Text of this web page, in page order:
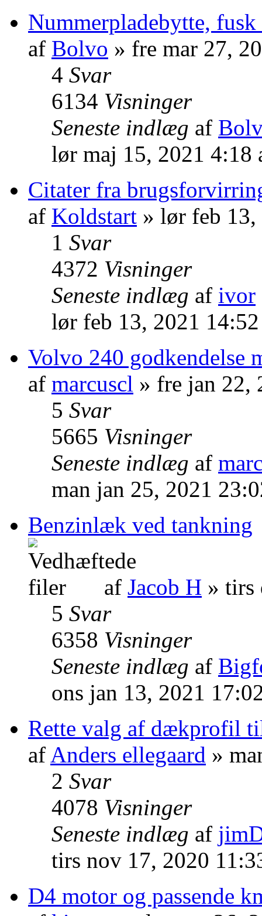
Nummerpladebytte,
af Bolvo » fre mar 27,
4 Svar
6134 Visninger
Seneste indlæg af
lør maj 15, 2021 4:18
Citater fra
af Koldstart » lør feb 13,
1 Svar
4372 Visninger
Seneste indlæg af ivor
lør feb 13, 2021
Volvo 240 godkendelse
af marcuscl » fre jan 22,
5 Svar
5665 Visninger
Seneste indlæg af
man jan 25, 2021
Benzinlæk ved tankning
af Jacob H » tirs
5 Svar
6358 Visninger
Seneste indlæg af
ons jan 13, 2021
Rette valg af dækprofil
af Anders ellegaard »
2 Svar
4078 Visninger
Seneste indlæg af
tirs nov 17, 2020
D4 motor og passende